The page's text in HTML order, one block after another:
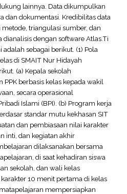
lainnya. Data dikumpulkan
dan dokumentasi. Kredibilitas data
triangulasi sumber, dan
dianalisis dengan software Atlas.Ti
sebagai berikut. (1) Pola
di SMAIT Nur Hidayah
(a) Kepala sekolah
berbasis kelas kepada wakil
secara operasional
Islami (BPI). (b) Program kerja
standar mutu kekhasan SIT
dan pembiasaan nilai karakter
inti, dan kegiatan akhir
dilaksanakan bersama
di saat kehadiran siswa
sekolah, dan wali kelas
10 menit pertama di kelas
mempersiapkan